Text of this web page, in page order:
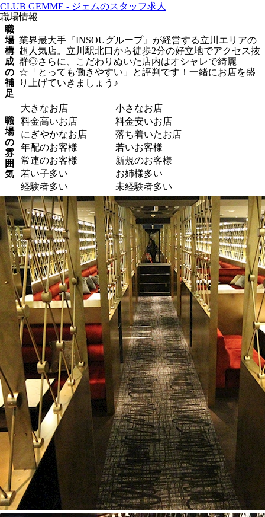
CLUB GEMME - ジェムのスタッフ求人
職場情報
職
場
構
成
の
補
足
業界最大手『INSOUグループ』が経営する立川エリアの
超人気店。立川駅北口から徒歩2分の好立地でアクセス抜
群◎さらに、こだわりぬいた店内はオシャレで綺麗
☆「とっても働きやすい」と評判です！一緒にお店を盛
り上げていきましょう♪
職
場
の
雰
囲
気
大きなお店
小さなお店
料金高いお店
料金安いお店
にぎやかなお店
落ち着いたお店
年配のお客様
若いお客様
常連のお客様
新規のお客様
若い子多い
お姉様多い
経験者多い
未経験者多い